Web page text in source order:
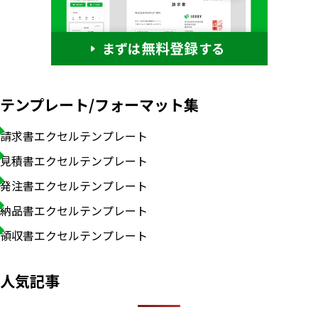
テンプレート/フォーマット集
請求書エクセルテンプレート
見積書エクセルテンプレート
発注書エクセルテンプレート
納品書エクセルテンプレート
領収書エクセルテンプレート
人気記事